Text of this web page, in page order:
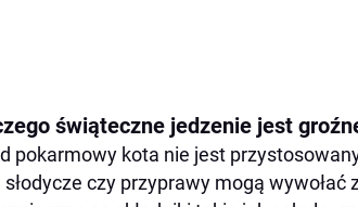
świąteczne jedzenie jest
pokarmowy kota nie jest
słodycze czy przyprawy mogą